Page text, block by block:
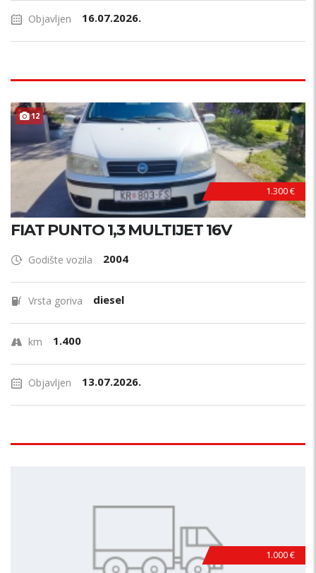
Objavljen 16.07.2026.
12
1.300 €
FIAT PUNTO 1,3 MULTIJET 16V
Godište vozila 2004
Vrsta goriva diesel
km 1.400
Objavljen 13.07.2026.
1.000 €